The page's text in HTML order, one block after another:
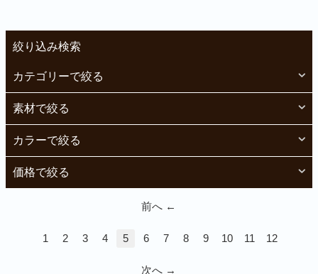
絞り込み検索
カテゴリーで絞る
素材で絞る
カラーで絞る
価格で絞る
前へ
1 2 3 4 5 6 7 8 9 10 11 12
次へ